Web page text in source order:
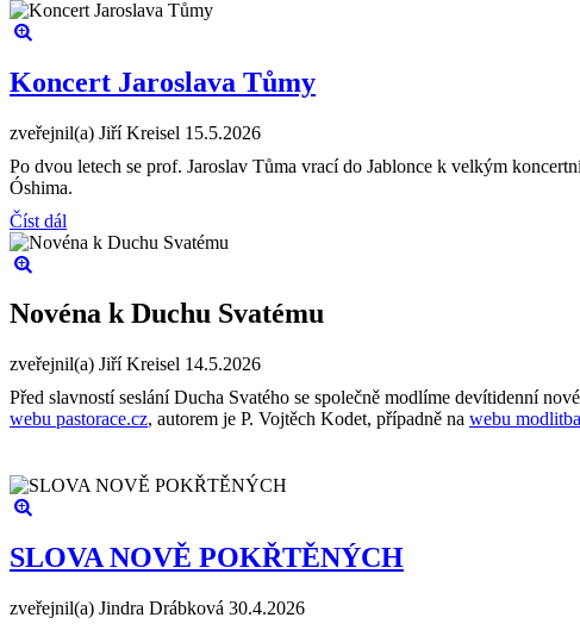
Koncert Jaroslava Tůmy
zveřejnil(a) Jiří Kreisel 15.5.2026
Po dvou letech se prof. Jaroslav Tůma vrací do Jablonce k velkým
Óshima.
Číst dál
Novéna k Duchu Svatému
zveřejnil(a) Jiří Kreisel 14.5.2026
Před slavností seslání Ducha Svatého se společně modlíme devítidenní
webu pastorace.cz, autorem je P. Vojtěch Kodet, případně na webu
SLOVA NOVĚ POKŘTĚNÝCH
zveřejnil(a) Jindra Drábková 30.4.2026